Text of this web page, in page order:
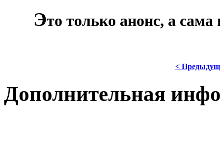
Это только анонс, а
<
Дополнительная